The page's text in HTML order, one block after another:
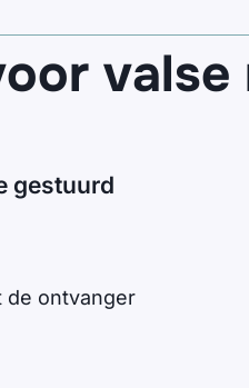
valse
gestuurd
de ontvanger